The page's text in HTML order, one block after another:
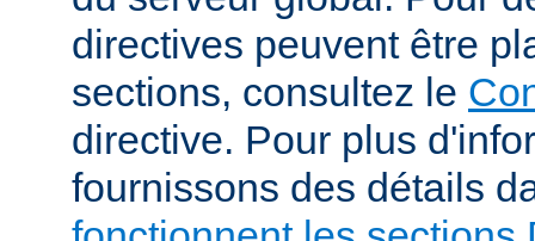
directives peuvent être
sections, consultez le
directive. Pour plus
fournissons des détails